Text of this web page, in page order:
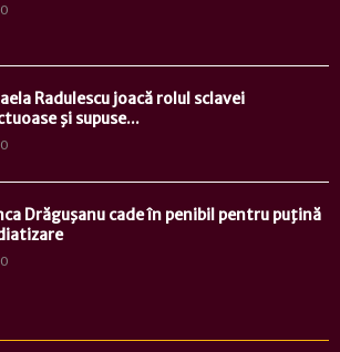
0
Radulescu joacă rolul sclavei
şi supuse...
0
Drăguşanu cade în penibil pentru puţină
0